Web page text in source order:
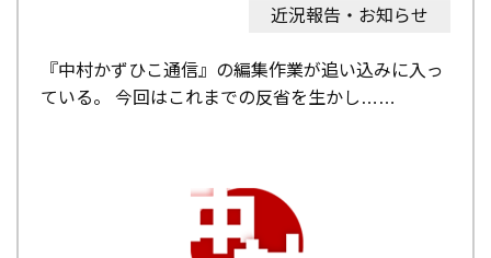
近況報告・お知らせ
『中村かずひこ通信』の編集作業が追い込みに入っ
ている。 今回はこれまでの反省を生かし…